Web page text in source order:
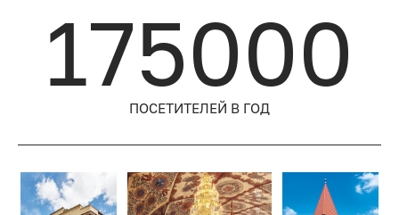
175000
ПОСЕТИТЕЛЕЙ В ГОД